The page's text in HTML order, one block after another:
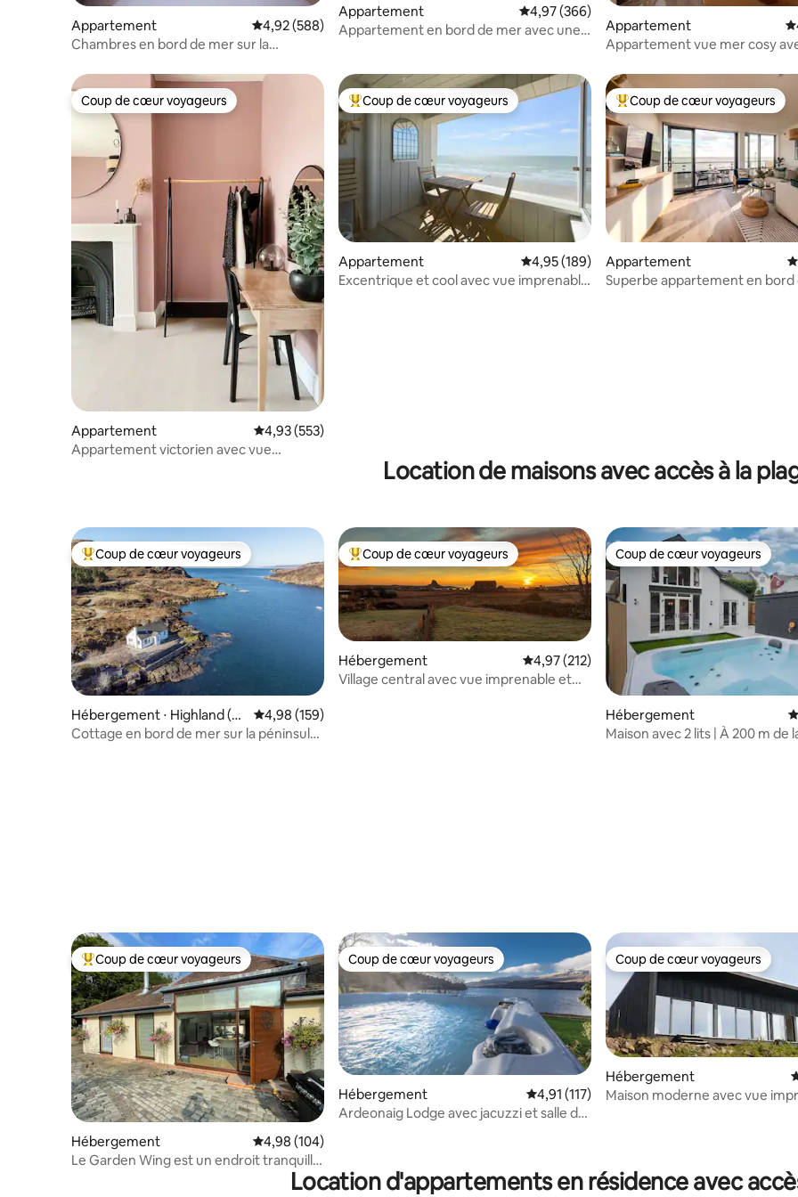
Appartement Évaluation moyenne sur la base de 588 commentaires : 4,92 sur 5
4,92 (588)
Chambres en bord de mer sur la
Appartement Évaluation moyenne sur la base de 366
4,97 (366)
Appartement en bord de mer avec une
Appartement
Appartement vue mer cosy
Coup de cœur voyageurs
Coup de cœur voyageurs
Appartement Évaluation moyenne sur la base de 553 commentaires : 4,93 sur 5
4,93 (553)
Appartement victorien avec vue
Coups de cœur voyageurs les plus appréciés
Coup de cœur voyageurs
Appartement Évaluation moyenne sur la base de 189
4,95 (189)
Excentrique et cool avec vue imprenable
Coups de cœur voyageurs les
Coup de cœur voyageurs
Appartement
Superbe appartement en bord
Location de maisons avec accès à la
Coups de cœur voyageurs les plus appréciés
Coup de cœur voyageurs
Hébergement ⋅ Highland (co
uncil area)
Évaluation moyenne sur la base de 159 commentaires : 4,98 sur 5
4,98 (159)
Cottage en bord de mer sur la péninsule
Coups de cœur voyageurs les plus appréciés
Coup de cœur voyageurs
Hébergement Évaluation moyenne sur la base de 212
4,97 (212)
Village central avec vue imprenable et
Coup de cœur voyageurs
Coup de cœur voyageurs
Hébergement
Maison avec 2 lits | À 200 m de
Coups de cœur voyageurs les plus appréciés
Coup de cœur voyageurs
Hébergement Évaluation moyenne sur la base de 104 commentaires : 4,98 sur 5
4,98 (104)
Le Garden Wing est un endroit tranquille
Coup de cœur voyageurs
Coup de cœur voyageurs
Hébergement Évaluation moyenne sur la base de 117
4,91 (117)
Ardeonaig Lodge avec jacuzzi et salle de
Coup de cœur voyageurs
Coup de cœur voyageurs
Hébergement
Maison moderne avec vue
Location d'appartements en résidence avec